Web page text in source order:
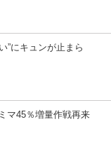
”にキュンが止まら
マ45％増量作戦再来